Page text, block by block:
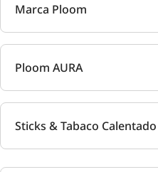
Marca Ploom
Ploom AURA
Sticks & Tabaco Calentado